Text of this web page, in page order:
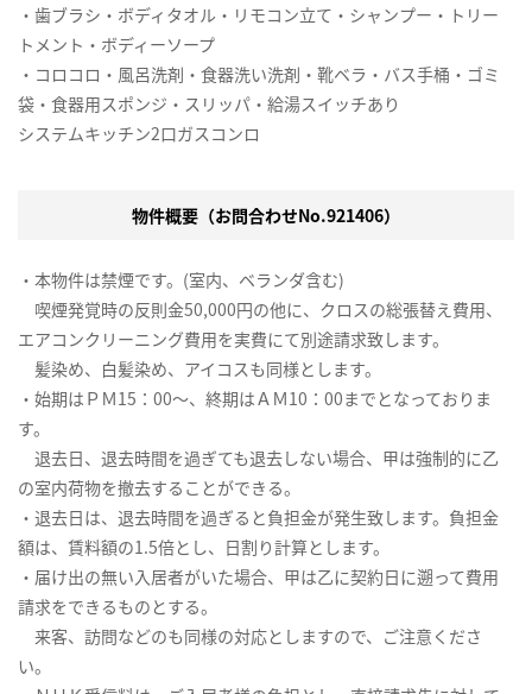
・歯ブラシ・ボディタオル・リモコン立て・シャンプー・トリー
トメント・ボディーソープ
・コロコロ・風呂洗剤・食器洗い洗剤・靴ベラ・バス手桶・ゴミ
袋・食器用スポンジ・スリッパ・給湯スイッチあり
システムキッチン2口ガスコンロ
物件概要（お問合わせNo.921406）
・本物件は禁煙です。(室内、ベランダ含む)
喫煙発覚時の反則金50,000円の他に、クロスの総張替え費用、
エアコンクリーニング費用を実費にて別途請求致します。
髪染め、白髪染め、アイコスも同様とします。
・始期はＰＭ15：00～、終期はＡＭ10：00までとなっておりま
す。
退去日、退去時間を過ぎても退去しない場合、甲は強制的に乙
の室内荷物を撤去することができる。
・退去日は、退去時間を過ぎると負担金が発生致します。負担金
額は、賃料額の1.5倍とし、日割り計算とします。
・届け出の無い入居者がいた場合、甲は乙に契約日に遡って費用
請求をできるものとする。
来客、訪問などのも同様の対応としますので、ご注意くださ
い。